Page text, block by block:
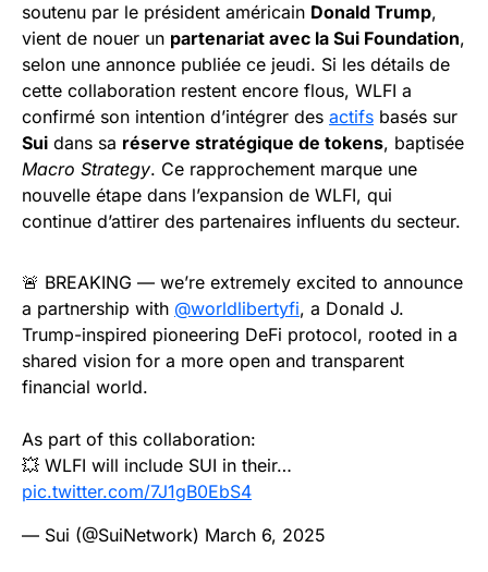
soutenu par le président américain Donald Trump,
vient de nouer un partenariat avec la Sui Foundation,
selon une annonce publiée ce jeudi. Si les détails de
cette collaboration restent encore flous, WLFI a
confirmé son intention d’intégrer des actifs basés sur
Sui dans sa réserve stratégique de tokens, baptisée
Macro Strategy. Ce rapprochement marque une
nouvelle étape dans l’expansion de WLFI, qui
continue d’attirer des partenaires influents du secteur.
🚨 BREAKING — we’re extremely excited to announce
a partnership with @worldlibertyfi, a Donald J.
Trump-inspired pioneering DeFi protocol, rooted in a
shared vision for a more open and transparent
financial world.
As part of this collaboration:
💥 WLFI will include SUI in their…
pic.twitter.com/7J1gB0EbS4
— Sui (@SuiNetwork) March 6, 2025